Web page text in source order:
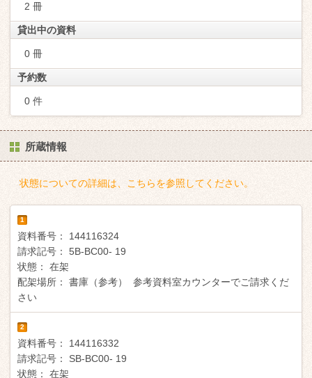
2 冊
貸出中の資料
0 冊
予約数
0 件
所蔵情報
状態についての詳細は、こちらを参照してください。
1
資料番号：
144116324
請求記号：
5B-BC00- 19
状態：
在架
配架場所：
書庫（参考） 参考資料室カウンターでご請求くだ
さい
2
資料番号：
144116332
請求記号：
SB-BC00- 19
状態：
在架